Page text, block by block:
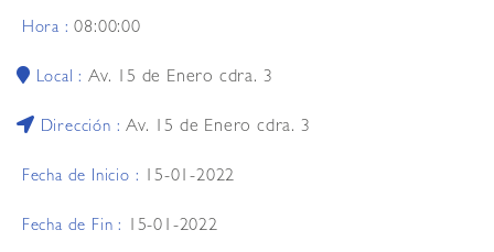
Hora :08:00:00
Local :Av. 15 de Enero cdra. 3
Dirección :Av. 15 de Enero cdra. 3
Fecha de Inicio : 15-01-2022
Fecha de Fin : 15-01-2022